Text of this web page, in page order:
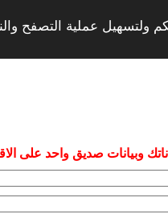
ولتسهيل عملية التصفح
وبيانات صديق واحد على